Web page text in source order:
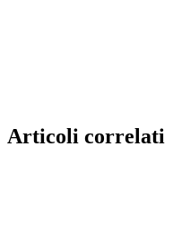
Articoli correlati